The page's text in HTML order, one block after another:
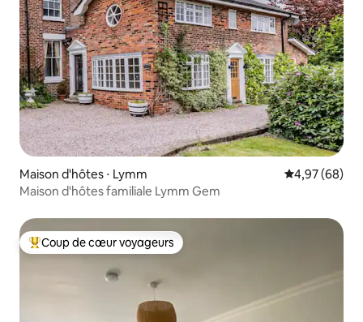
Maison d'hôtes ⋅ Lymm Évaluation
4,97 (68)
Maison d'hôtes familiale Lymm Gem
Coups de cœur voyageurs les plus appréciés
Coup de cœur voyageurs